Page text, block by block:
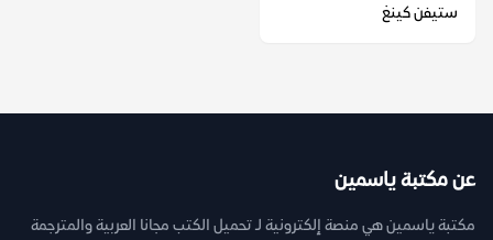
ستيفن كينغ
عن مكتبة ياسمين
مكتبة ياسمين هي منصة إلكترونية لـ تحميل الكتب مجانا العربية والمترجمة